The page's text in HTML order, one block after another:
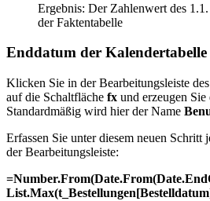
Ergebnis: Der Zahlenwert des 1.1.
der Faktentabelle
Enddatum der Kalendertabelle
Klicken Sie in der Bearbeitungsleiste
auf die Schaltfläche fx und erzeugen
Standardmäßig wird hier der Name
Erfassen Sie unter diesem neuen Schritt
der Bearbeitungsleiste: